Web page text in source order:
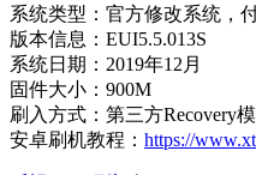
系统类型：官方修改系统，
版本信息：EUI5.5.013S
系统日期：2019年12月
固件大小：900M
刷入方式：第三方Recovery
安卓刷机教程： https://